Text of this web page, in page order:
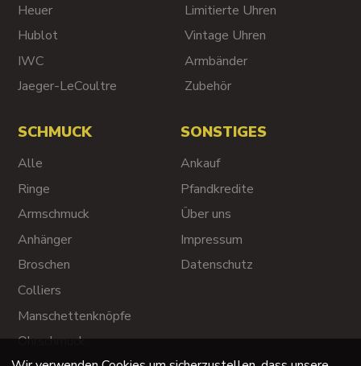
Heuer
Hublot
IWC
Jaeger-LeCoultre
Limitierte Uhren
Vintage Uhren
Armbänder
Zubehör
SCHMUCK
Alle
Ringe
Armschmuck
Anhänger
Broschen
Colliers
Manschettenknöpfe
Ohrschmuck
SONSTIGES
Ankauf
Pfandkredite
Über uns
Impressum
Datenschutz